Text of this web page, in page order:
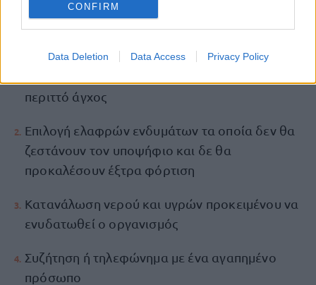
CONFIRM
Data Deletion Data Access Privacy Policy
Παραδείγματος χάρη:
Σωματική άσκηση μερικές ώρες πριν την
περιττό άγχος
Επιλογή ελαφρών ενδυμάτων τα οποία δεν θα
ζεστάνουν τον υποψήφιο και δε θα
προκαλέσουν έξτρα φόρτιση
Κατανάλωση νερού και υγρών προκειμένου να
ενυδατωθεί ο οργανισμός
Συζήτηση ή τηλεφώνημα με ένα αγαπημένο
πρόσωπο